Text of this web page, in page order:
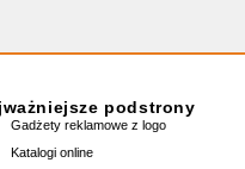
podstrony
Gadżety reklamowe z logo
Katalogi online